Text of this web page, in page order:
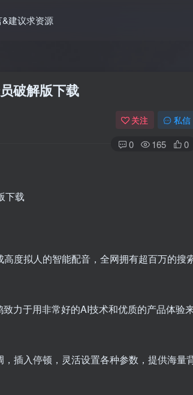
&建议求资源
破解版下载
关注 私信
0 165 0
度拟人的智能配音，全网拥有超百万的搜
力于用非常好的AI技术和优质的产品体验
插入停顿，灵活设置各种参数，提供海量